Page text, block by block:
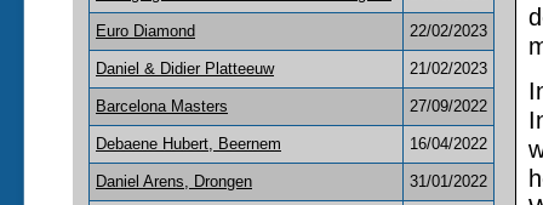
Euro Diamond 22/02/2023
Daniel & Didier Platteeuw 21/02/2023
Barcelona Masters 27/09/2022
Debaene Hubert, Beernem 16/04/2022
Daniel Arens, Drongen 31/01/2022